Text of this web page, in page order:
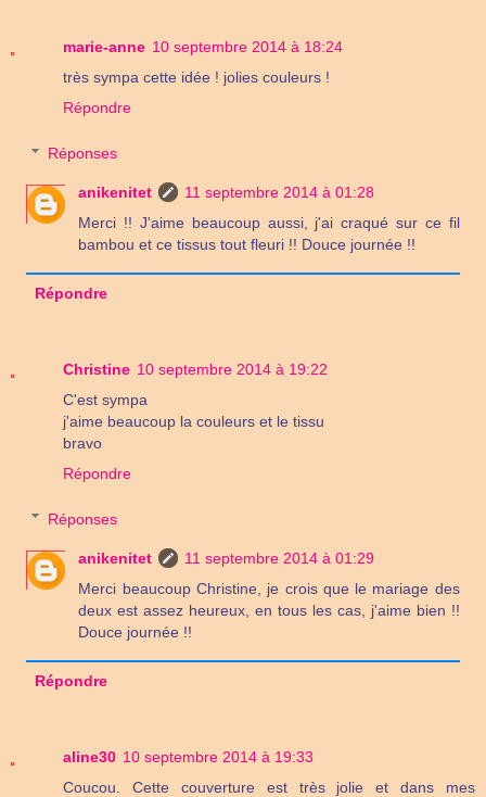
marie-anne 10 septembre 2014 à 18:24
très sympa cette idée ! jolies couleurs !
Répondre
Réponses
anikenitet
11 septembre 2014 à 01:28
Merci !! J'aime beaucoup aussi, j'ai craqué sur ce fil
bambou et ce tissus tout fleuri !! Douce journée !!
Répondre
Christine 10 septembre 2014 à 19:22
C'est sympa
j'aime beaucoup la couleurs et le tissu
bravo
Répondre
Réponses
anikenitet
11 septembre 2014 à 01:29
Merci beaucoup Christine, je crois que le mariage des
deux est assez heureux, en tous les cas, j'aime bien !!
Douce journée !!
Répondre
aline30 10 septembre 2014 à 19:33
Coucou. Cette couverture est très jolie et dans mes